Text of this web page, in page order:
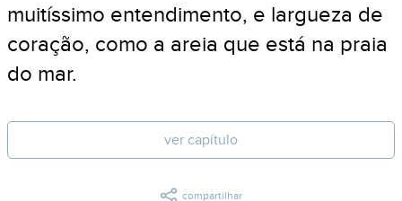
muitíssimo entendimento, e largueza de
coração, como a areia que está na praia
do mar.
ver capítulo
compartilhar